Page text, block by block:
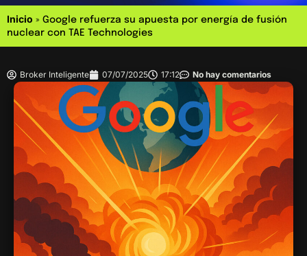
Inicio » Google refuerza su apuesta por energía de fusión
nuclear con TAE Technologies
Broker Inteligente 07/07/2025 17:12 No hay comentarios